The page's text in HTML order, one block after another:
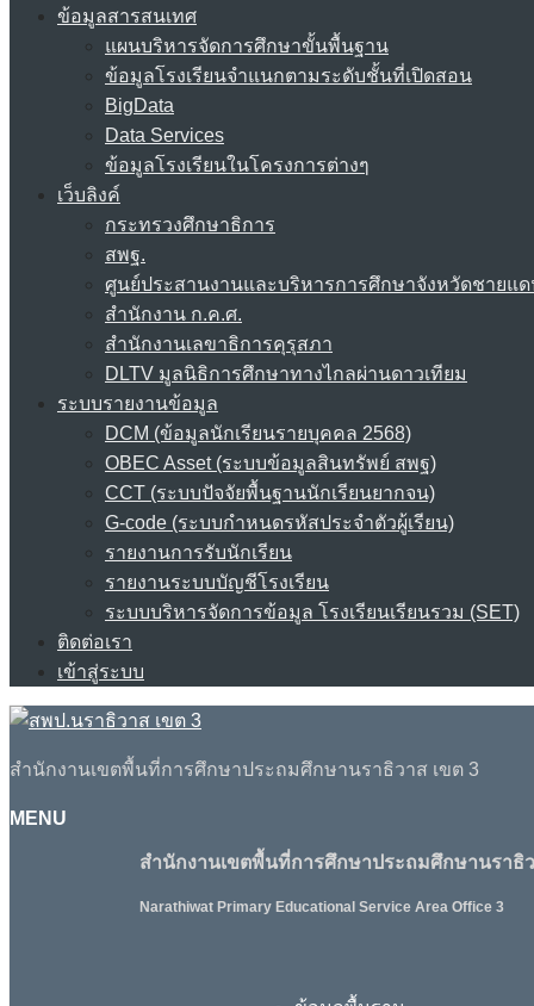
ข้อมูลสารสนเทศ
แผนบริหารจัดการศึกษาขั้นพื้นฐาน
ข้อมูลโรงเรียนจำแนกตามระดับชั้นที่เปิดสอน
BigData
Data Services
ข้อมูลโรงเรียนในโครงการต่างๆ
เว็บลิงค์
กระทรวงศึกษาธิการ
สพฐ.
ศูนย์ประสานงานและบริหารการศึกษาจังหวัดชายแ
สำนักงาน ก.ค.ศ.
สำนักงานเลขาธิการคุรุสภา
DLTV มูลนิธิการศึกษาทางไกลผ่านดาวเทียม
ระบบรายงานข้อมูล
DCM (ข้อมูลนักเรียนรายบุคคล 2568)
OBEC Asset (ระบบข้อมูลสินทรัพย์ สพฐ)
CCT (ระบบปัจจัยพื้นฐานนักเรียนยากจน)
G-code (ระบบกำหนดรหัสประจำตัวผู้เรียน)
รายงานการรับนักเรียน
รายงานระบบบัญชีโรงเรียน
ระบบบริหารจัดการข้อมูล โรงเรียนเรียนรวม (SET)
ติดต่อเรา
เข้าสู่ระบบ
สำนักงานเขตพื้นที่การศึกษาประถมศึกษานราธิวาส เขต 3
MENU
สำนักงานเขตพื้นที่การศึกษาประถมศึกษานราธิว
Narathiwat Primary Educational Service Area Office 3